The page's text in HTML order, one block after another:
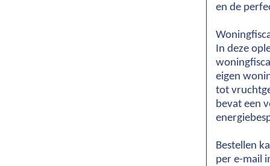
en de
In deze
eigen
tot
bevat een
Bestellen
per e-mail